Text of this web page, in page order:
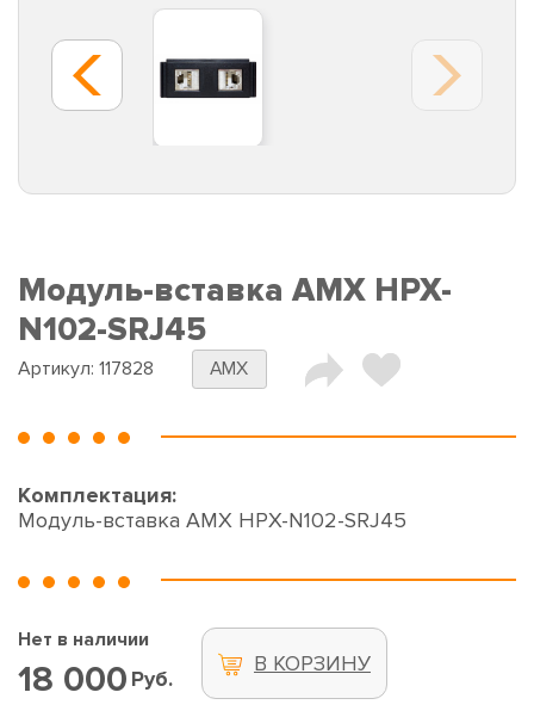
Модуль-вставка AMX HPX-
N102-SRJ45
Артикул: 117828 AMX
Комплектация:
Модуль-вставка AMX HPX-N102-SRJ45
Нет в наличии
18 000 Руб.
В КОРЗИНУ